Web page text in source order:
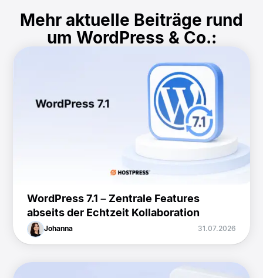
Mehr aktuelle Beiträge rund
um WordPress & Co.:
WordPress 7.1 – Zentrale Features
abseits der Echtzeit Kollaboration
Johanna 31.07.2026